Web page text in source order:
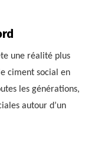
une réalité plus
ciment social en
les générations,
autour d’un